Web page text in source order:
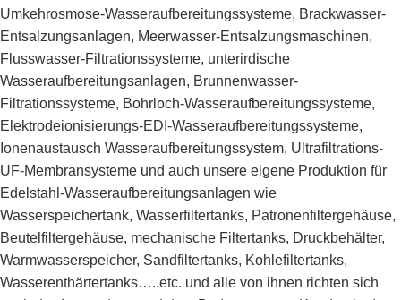
Umkehrosmose-Wasseraufbereitungssysteme, Brackwasser-
Entsalzungsanlagen, Meerwasser-Entsalzungsmaschinen,
Flusswasser-Filtrationssysteme, unterirdische
Wasseraufbereitungsanlagen, Brunnenwasser-
Filtrationssysteme, Bohrloch-Wasseraufbereitungssysteme,
Elektrodeionisierungs-EDI-Wasseraufbereitungssysteme,
Ionenaustausch Wasseraufbereitungssystem, Ultrafiltrations-
UF-Membransysteme und auch unsere eigene Produktion für
Edelstahl-Wasseraufbereitungsanlagen wie
Wasserspeichertank, Wasserfiltertanks, Patronenfiltergehäuse,
Beutelfiltergehäuse, mechanische Filtertanks, Druckbehälter,
Warmwasserspeicher, Sandfiltertanks, Kohlefiltertanks,
Wasserenthärtertanks…..etc. und alle von ihnen richten sich